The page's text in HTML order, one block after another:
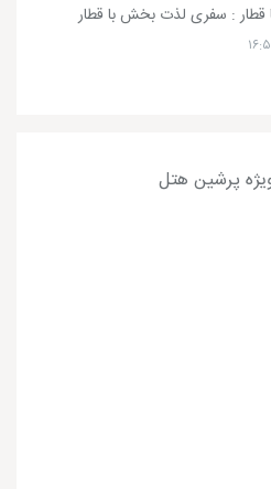
قطار : سفری لذت بخش با قطار
پرشین هتل